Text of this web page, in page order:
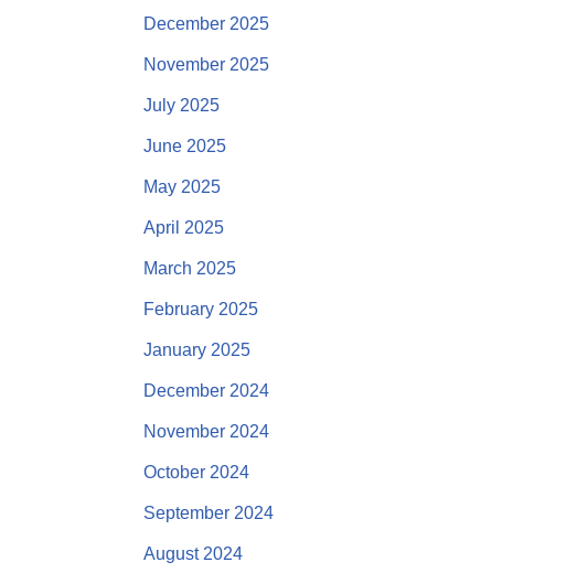
December 2025
November 2025
July 2025
June 2025
May 2025
April 2025
March 2025
February 2025
January 2025
December 2024
November 2024
October 2024
September 2024
August 2024